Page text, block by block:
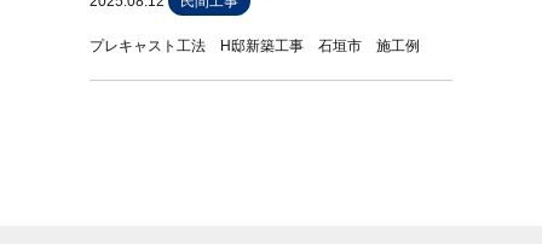
プレキャスト工法 H邸新築工事 石垣市 施工例